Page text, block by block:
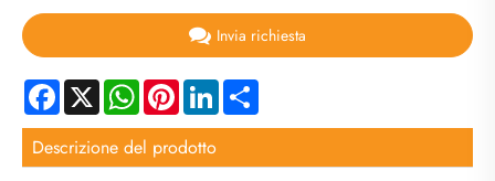
Invia richiesta
Facebook
X WhatsApp
PinterestLinkedIn
Descrizione del prodotto